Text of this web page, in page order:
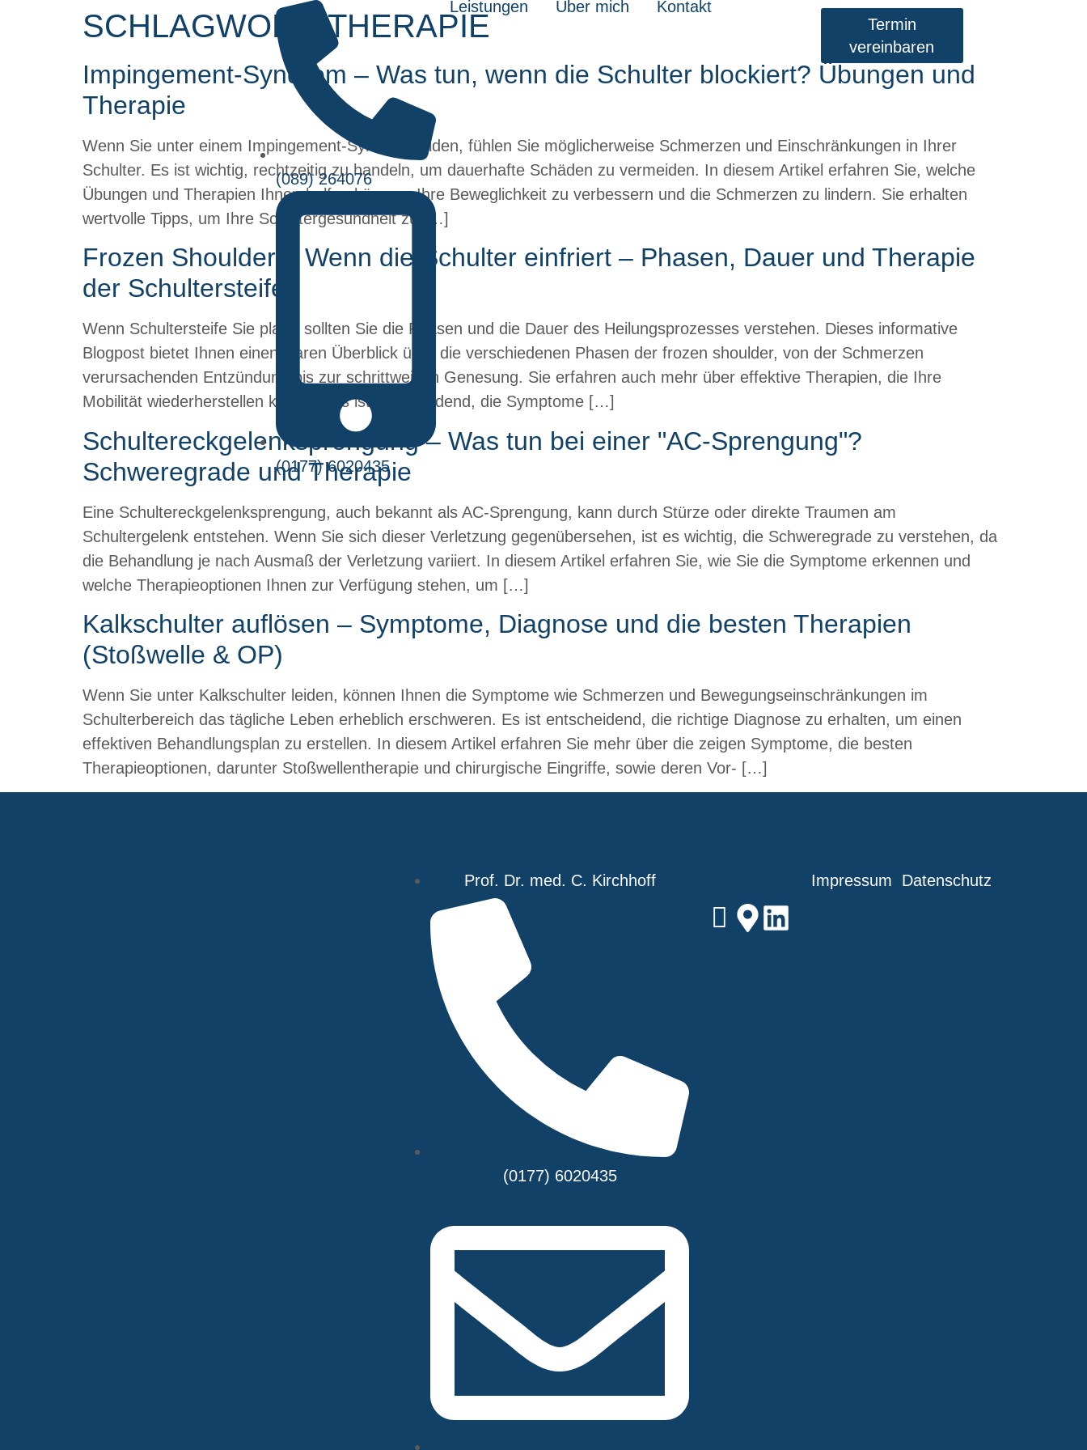
(089) 264076
(0177) 6020435
Leistungen Über mich
Kontakt
Termin
vereinbaren
SCHLAGWORT:THERAPIE
Impingement-Syndrom – Was tun, wenn die Schulter blockiert? Übungen und
Therapie
Wenn Sie unter einem Impingement-Syndrom leiden, fühlen Sie möglicherweise Schmerzen und Einschränkungen in Ihrer
Schulter. Es ist wichtig, rechtzeitig zu handeln, um dauerhafte Schäden zu vermeiden. In diesem Artikel erfahren Sie, welche
Übungen und Therapien Ihnen helfen können, Ihre Beweglichkeit zu verbessern und die Schmerzen zu lindern. Sie erhalten
wertvolle Tipps, um Ihre Schultergesundheit zu […]
Frozen Shoulder – Wenn die Schulter einfriert – Phasen, Dauer und Therapie
der Schultersteife
Wenn Schultersteife Sie plagt, sollten Sie die Phasen und die Dauer des Heilungsprozesses verstehen. Dieses informative
Blogpost bietet Ihnen einen klaren Überblick über die verschiedenen Phasen der frozen shoulder, von der Schmerzen
verursachenden Entzündung bis zur schrittweisen Genesung. Sie erfahren auch mehr über effektive Therapien, die Ihre
Mobilität wiederherstellen können. Es ist entscheidend, die Symptome […]
Schultereckgelenksprengung – Was tun bei einer "AC-Sprengung"?
Schweregrade und Therapie
Eine Schultereckgelenksprengung, auch bekannt als AC-Sprengung, kann durch Stürze oder direkte Traumen am
Schultergelenk entstehen. Wenn Sie sich dieser Verletzung gegenübersehen, ist es wichtig, die Schweregrade zu verstehen, da
die Behandlung je nach Ausmaß der Verletzung variiert. In diesem Artikel erfahren Sie, wie Sie die Symptome erkennen und
welche Therapieoptionen Ihnen zur Verfügung stehen, um […]
Kalkschulter auflösen – Symptome, Diagnose und die besten Therapien
(Stoßwelle & OP)
Wenn Sie unter Kalkschulter leiden, können Ihnen die Symptome wie Schmerzen und Bewegungseinschränkungen im
Schulterbereich das tägliche Leben erheblich erschweren. Es ist entscheidend, die richtige Diagnose zu erhalten, um einen
effektiven Behandlungsplan zu erstellen. In diesem Artikel erfahren Sie mehr über die zeigen Symptome, die besten
Therapieoptionen, darunter Stoßwellentherapie und chirurgische Eingriffe, sowie deren Vor- […]
Prof. Dr. med. C. Kirchhoff
(0177) 6020435
Impressum Datenschutz